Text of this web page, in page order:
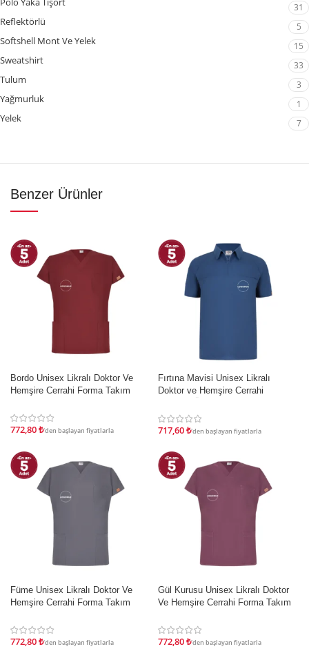
31
Reflektörlü 5
Softshell Mont Ve Yelek 15
Sweatshirt 33
Tulum 3
Yağmurluk 1
Yelek 7
Benzer Ürünler
İNDIRIM
Bordo Unisex Likralı Doktor Ve
Hemşire Cerrahi Forma Takım
772,80₺'den başlayan fiyatlarla
İNDIRIM
Fırtına Mavisi Unisex Likralı
Doktor ve Hemşire Cerrahi
717,60₺'den başlayan fiyatlarla
İNDIRIM
Füme Unisex Likralı Doktor Ve
Hemşire Cerrahi Forma Takım
772,80₺'den başlayan fiyatlarla
İNDIRIM
Gül Kurusu Unisex Likralı Doktor
Ve Hemşire Cerrahi Forma Takım
772,80₺'den başlayan fiyatlarla